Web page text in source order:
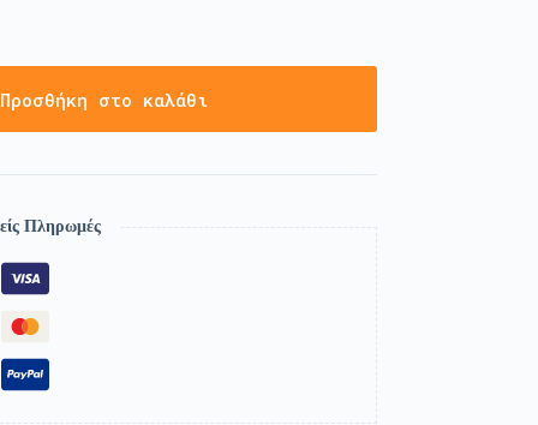
Προσθήκη στο καλάθι
Πληρωμές